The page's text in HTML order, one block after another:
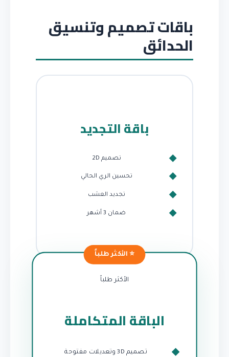
باقات تصميم وتنسيق
الحدائق
باقة التجديد
تصميم 2D
تحسين الري الحالي
تجديد العشب
ضمان 3 أشهر
الأكثر طلباً
الباقة المتكاملة
تصميم 3D وتعديلات مفتوحة